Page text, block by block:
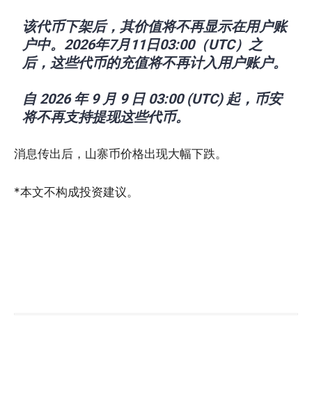
该代币下架后，其价值将不再显示在用户账
户中。2026年7月11日03:00（UTC）之
后，这些代币的充值将不再计入用户账户。
自 2026 年 9 月 9 日 03:00 (UTC) 起，币安
将不再支持提现这些代币。
消息传出后，山寨币价格出现大幅下跌。
*本文不构成投资建议。